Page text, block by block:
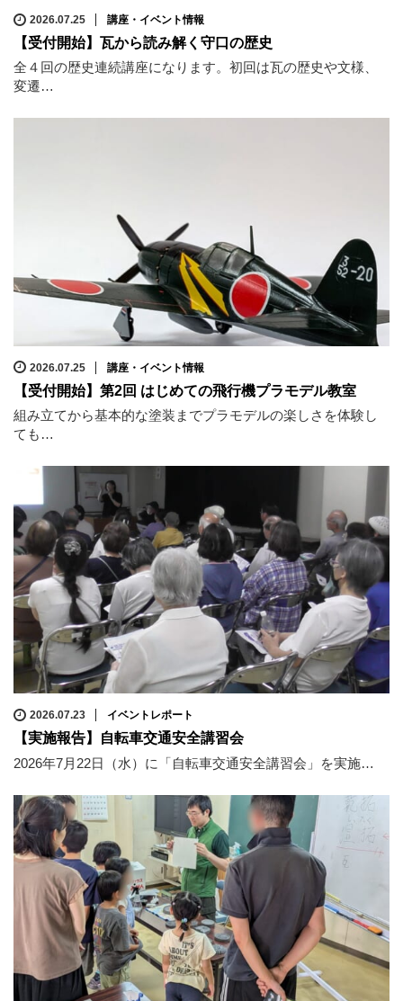
2026.07.25 講座・イベント情報
【受付開始】瓦から読み解く守口の歴史
全４回の歴史連続講座になります。初回は瓦の歴史や文様、
変遷…
2026.07.25 講座・イベント情報
【受付開始】第2回 はじめての飛行機プラモデル教室
組み立てから基本的な塗装までプラモデルの楽しさを体験し
ても…
2026.07.23 イベントレポート
【実施報告】自転車交通安全講習会
2026年7月22日（水）に「自転車交通安全講習会」を実施…